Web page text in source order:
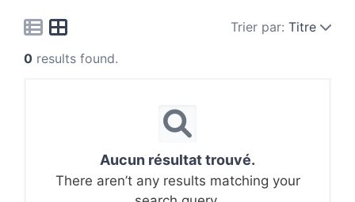
Trier par: Titre
0 results found.
Aucun résultat trouvé.
There aren’t any results matching your